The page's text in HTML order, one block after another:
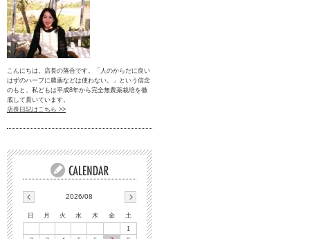
こんにちは。店長の落合です。「人のからだに良い
はずのハーブに農薬などは使わない。」という信念
のもと、私どもは平成8年から完全無農薬栽培を徹
底して貫いています。
店長日記はこちら >>
2026/08
日 月 火 水 木 金
土
1